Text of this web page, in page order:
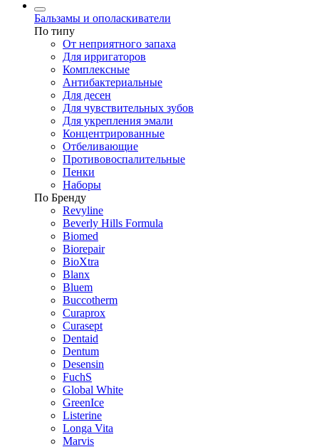
Бальзамы и ополаскиватели
По типу
От неприятного запаха
Для ирригаторов
Комплексные
Антибактериальные
Для десен
Для чувствительных зубов
Для укрепления эмали
Концентрированные
Отбеливающие
Противовоспалительные
Пенки
Наборы
По Бренду
Revyline
Beverly Hills Formula
Biomed
Biorepair
BioXtra
Blanx
Bluem
Buccotherm
Curaprox
Curasept
Dentaid
Dentum
Desensin
FuchS
Global White
GreenIce
Listerine
Longa Vita
Marvis